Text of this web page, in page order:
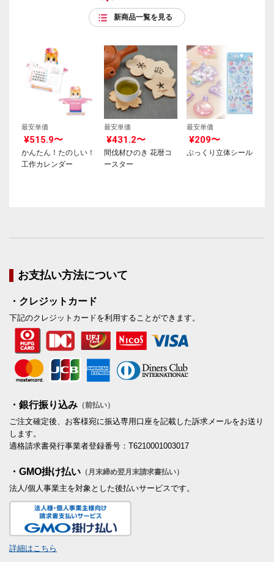
新商品一覧を見る
最安単価
¥515.9〜
かんたん！たのしい！
工作カレンダー
最安単価
¥431.2〜
間伐材ひのき 花暦コ
ースター
最安単価
¥209〜
ぷっくり立体シール
お支払い方法について
・クレジットカード
下記のクレジットカードを利用することができます。
・銀行振り込み （前払い）
ご注文確定後、お客様宛に振込専用口座を記載した訴求メールをお送り
します。
適格請求書発行事業者登録番号：T6210001003017
・GMO掛け払い （月末締め翌月末請求書払い）
法人/個人事業主を対象とした後払いサービスです。
詳細はこちら